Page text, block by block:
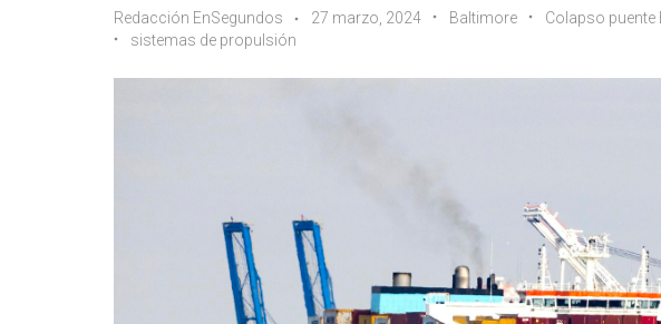
Redacción EnSegundos 27 marzo, 2024 Baltimore Colapso puente
sistemas de propulsión